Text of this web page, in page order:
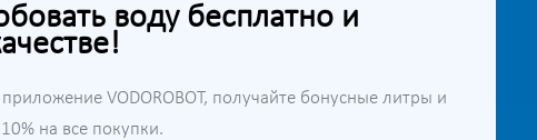
воду бесплатно и
VODOROBOT, получайте бонусные литры и
на все покупки.